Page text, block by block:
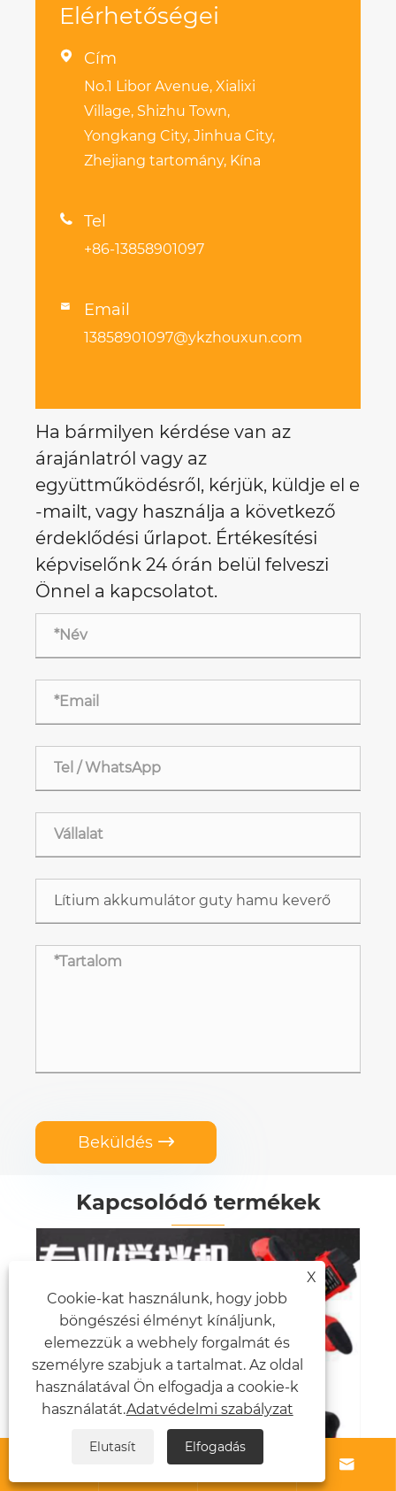
Elérhetőségei
 Cím
No.1 Libor Avenue, Xialixi
Village, Shizhu Town,
Yongkang City, Jinhua City,
Zhejiang tartomány, Kína
 Tel
+86-13858901097
 Email
13858901097@ykzhouxun.com
Ha bármilyen kérdése van az
árajánlatról vagy az
együttműködésről, kérjük, küldje el e
-mailt, vagy használja a következő
érdeklődési űrlapot. Értékesítési
képviselőnk 24 órán belül felveszi
Önnel a kapcsolatot.
Beküldés 
Kapcsolódó termékek

 
X
Cookie-kat használunk, hogy jobb
böngészési élményt kínáljunk,
elemezzük a webhely forgalmát és
személyre szabjuk a tartalmat. Az oldal
használatával Ön elfogadja a cookie-k
használatát.Adatvédelmi szabályzat
Elutasít Elfogadás